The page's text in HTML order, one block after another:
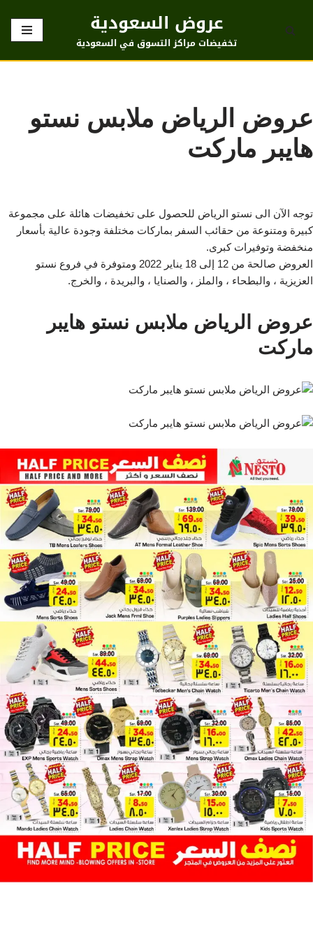
تخطى
عروض السعودية
تخفيضات مراكز التسوق في السعودية
عروض الرياض ملابس نستو
هايبر ماركت
توجه الآن الى نستو الرياض للحصول على تخفيضات هائلة على مجموعة
كبيرة ومتنوعة من حقائب السفر بماركات مختلفة وجودة عالية بأسعار
منخفضة وتوفيرات كبرى.
العروض صالحة من 12 إلى 18 يناير 2022 ومتوفرة في فروع نستو
العزيزية ، والبطحاء ، والملز ، والصنايا ، والبريدة ، والخرج.
عروض الرياض ملابس نستو هايبر
ماركت